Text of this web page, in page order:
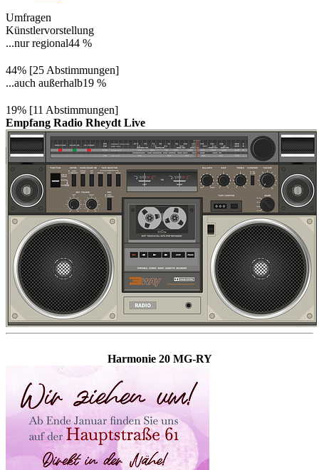
Umfragen
Künstlervorstellung
...nur regional44 %
44% [25 Abstimmungen]
...auch außerhalb19 %
19% [11 Abstimmungen]
Empfang Radio Rheydt Live
Harmonie 20 MG-RY